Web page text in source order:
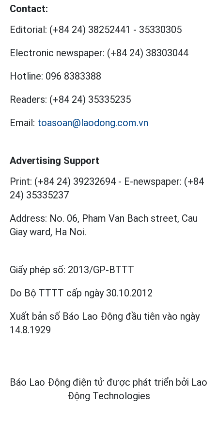
Contact:
Editorial: (+84 24) 38252441 - 35330305
Electronic newspaper: (+84 24) 38303044
Hotline: 096 8383388
Readers: (+84 24) 35335235
Email: toasoan@laodong.com.vn
Advertising Support
Print: (+84 24) 39232694 - E-newspaper: (+84
24) 35335237
Address: No. 06, Pham Van Bach street, Cau
Giay ward, Ha Noi.
Giấy phép số: 2013/GP-BTTT
Do Bộ TTTT cấp ngày 30.10.2012
Xuất bản số Báo Lao Động đầu tiên vào ngày
14.8.1929
Báo Lao Động điện tử được phát triển bởi Lao
Động Technologies